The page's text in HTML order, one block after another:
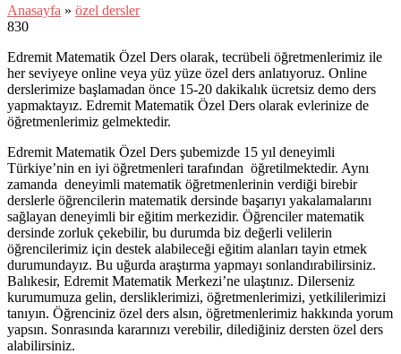
Anasayfa » özel dersler
830
Edremit Matematik Özel Ders olarak, tecrübeli öğretmenlerimiz ile
her seviyeye online veya yüz yüze özel ders anlatıyoruz. Online
derslerimize başlamadan önce 15-20 dakikalık ücretsiz demo ders
yapmaktayız. Edremit Matematik Özel Ders olarak evlerinize de
öğretmenlerimiz gelmektedir.
Edremit Matematik Özel Ders şubemizde 15 yıl deneyimli
Türkiye’nin en iyi öğretmenleri tarafından öğretilmektedir. Aynı
zamanda deneyimli matematik öğretmenlerinin verdiği birebir
derslerle öğrencilerin matematik dersinde başarıyı yakalamalarını
sağlayan deneyimli bir eğitim merkezidir. Öğrenciler matematik
dersinde zorluk çekebilir, bu durumda biz değerli velilerin
öğrencilerimiz için destek alabileceği eğitim alanları tayin etmek
durumundayız. Bu uğurda araştırma yapmayı sonlandırabilirsiniz.
Balıkesir, Edremit Matematik Merkezi’ne ulaştınız. Dilerseniz
kurumumuza gelin, dersliklerimizi, öğretmenlerimizi, yetkililerimizi
tanıyın. Öğrenciniz özel ders alsın, öğretmenlerimiz hakkında yorum
yapsın. Sonrasında kararınızı verebilir, dilediğiniz dersten özel ders
alabilirsiniz.